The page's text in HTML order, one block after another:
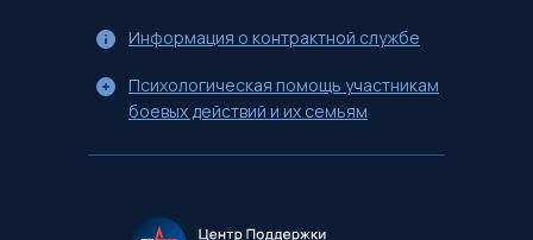
Информация о контрактной службе
Психологическая помощь участникам
боевых действий и их семьям